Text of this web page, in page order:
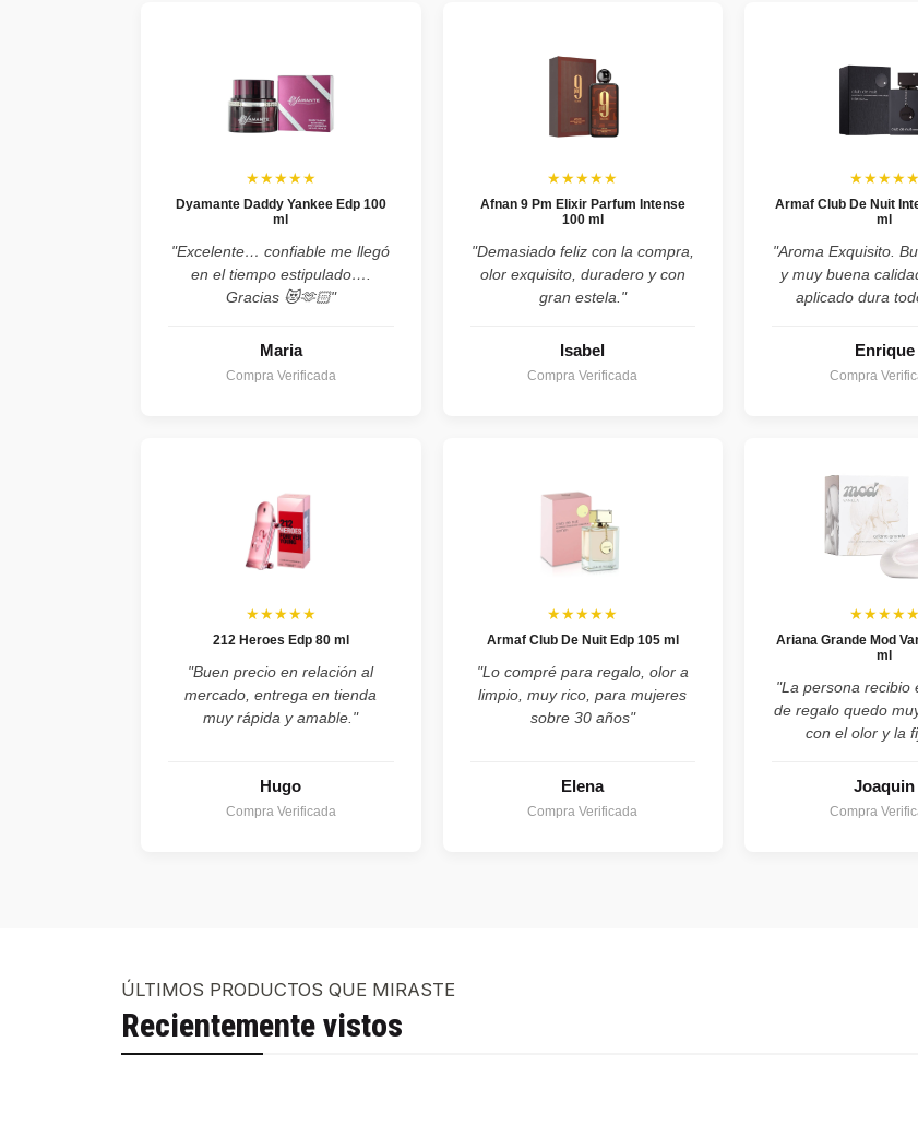
★★★★★
Dyamante Daddy Yankee Edp 100
ml
"Excelente… confiable me llegó
en el tiempo estipulado….
Gracias 😻🫶🏻"
Maria
Compra Verificada
★★★★★
Afnan 9 Pm Elixir Parfum Intense
100 ml
"Demasiado feliz con la compra,
olor exquisito, duradero y con
gran estela."
Isabel
Compra Verificada
★★★★★
Armaf Club De Nuit
ml
"Aroma Exquisito.
y muy buena
aplicado dura
Enrique
Compra
★★★★★
212 Heroes Edp 80 ml
"Buen precio en relación al
mercado, entrega en tienda
muy rápida y amable."
Hugo
Compra Verificada
★★★★★
Armaf Club De Nuit Edp 105 ml
"Lo compré para regalo, olor a
limpio, muy rico, para mujeres
sobre 30 años"
Elena
Compra Verificada
★★★★★
Ariana Grande Mod
ml
"La persona recibio
de regalo quedo
con el olor y la
Joaquin
Compra
ÚLTIMOS PRODUCTOS QUE MIRASTE
Recientemente vistos